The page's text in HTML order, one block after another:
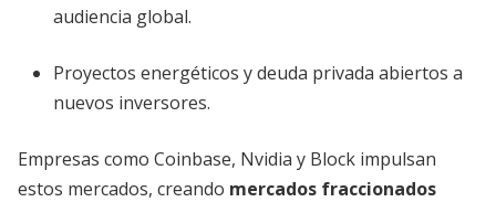
audiencia global.
Proyectos energéticos y deuda privada abiertos a
nuevos inversores.
Empresas como Coinbase, Nvidia y Block impulsan
estos mercados, creando mercados fraccionados